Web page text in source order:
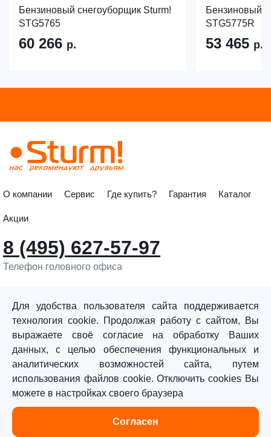
Бензиновый снегоуборщик Sturm!
STG5765
60 266 р.
Бензиновый
STG5775R
53 465 р.
О компании Сервис Где купить? Гарантия Каталог
Акции
8 (495) 627-57-97
Телефон головного офиса
©«Sturm!» 2011–2026 ®
Все права защищены.
Политика обработки персональных данных
Для удобства пользователя сайта поддерживается
технология cookie. Продолжая работу с сайтом, Вы
выражаете своё согласие на обработку Ваших
данных, с целью обеспечения функциональных и
аналитических возможностей сайта, путем
использования файлов cookie. Отключить cookies Вы
можете в настройках своего браузера
Согласен